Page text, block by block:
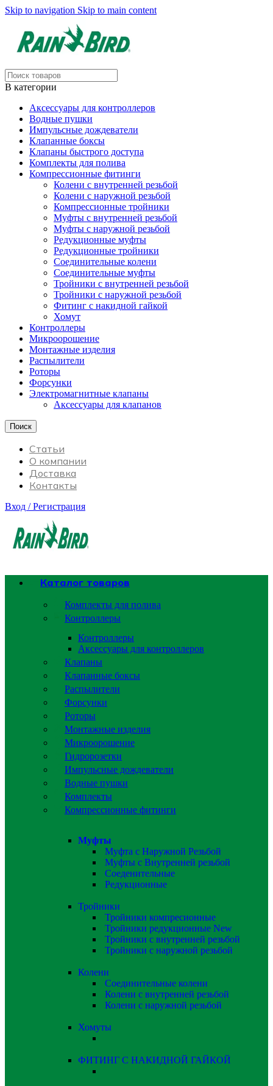
Skip to navigation Skip to main content
В категории
Аксессуары для контроллеров
Водные пушки
Импульсные дождеватели
Клапанные боксы
Клапаны быстрого доступа
Комплекты для полива
Компрессионные фитинги
Колени с внутренней резьбой
Колени с наружной резьбой
Компрессионные тройники
Муфты с внутренней резьбой
Муфты с наружной резьбой
Редукционные муфты
Редукционные тройники
Соединительные колени
Соединительные муфты
Тройники с внутренней резьбой
Тройники с наружной резьбой
Фитинг с накидной гайкой
Хомут
Контроллеры
Микроорошение
Монтажные изделия
Распылители
Роторы
Форсунки
Электромагнитные клапаны
Аксессуары для клапанов
Поиск
Статьи
О компании
Доставка
Контакты
Вход / Регистрация
Каталог товаров
Комплекты для полива
Контроллеры
Контроллеры
Аксессуары для контроллеров
Клапаны
Клапанные боксы
Распылители
Форсунки
Роторы
Монтажные изделия
Микроорошение
Гидророзетки
Импульсные дождеватели
Водные пушки
Комплекты
Компрессионные фитинги
Муфты
Муфта с Наружной Резьбой
Муфты с Внутренней резьбой
Соеденительные
Редукционные
Тройники
Тройники компресионные
Тройники редукционные New
Тройники с внутренней резьбой
Тройники с наружной резьбой
Колени
Соединительные колени
Колени с внутренней резьбой
Колени с наружной резьбой
Хомуты
ФИТИНГ С НАКИДНОЙ ГАЙКОЙ